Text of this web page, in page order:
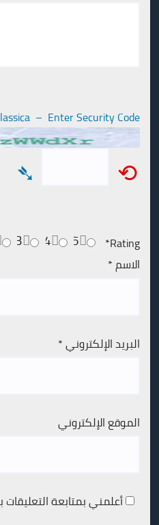
– Enter Security Code
⟲
➴
Rating
*
5
4
3
الاسم*
البريد الإلكتروني*
الموقع الإلكتروني
أعلمني بمتابعة التعليقات